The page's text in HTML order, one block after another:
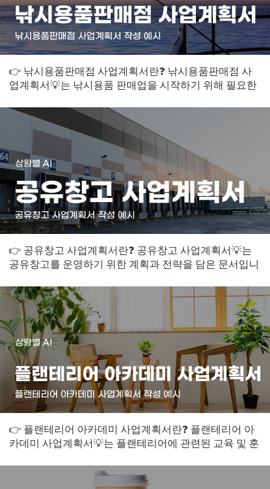
👉 낚시용품판매점 사업계획서란❓ 낚시용품판매점 사
업계획서💡는 낚시용품 판매업을 시작하기 위해 필요한
👉 공유창고 사업계획서란❓ 공유창고 사업계획서💡는
공유창고를 운영하기 위한 계획과 전략을 담은 문서입니
👉 플랜테리어 아카데미 사업계획서란❓ 플랜테리어 아
카데미 사업계획서💡는 플랜테리어에 관련된 교육 및 훈